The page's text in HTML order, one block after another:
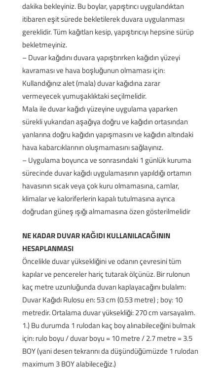
dakika bekleyiniz. Bu boylar, yapıştırıcı uygulandıktan
itibaren eşit sürede bekletilerek duvara uygulanması
gereklidir. Tüm kağıtları kesip, yapıştırıcıyı hepsine sürüp
bekletmeyiniz.
– Duvar kağıdını duvara yapıştırırken kağıdın yüzeyi
kavraması ve hava boşluğunun olmaması için:
Kullandığınız alet (mala) duvar kağıdına zarar
vermeyecek yumuşaklıktaki seçilmelidir.
Mala ile duvar kağıdı yüzeyine uygulama yaparken
sürekli yukarıdan aşağıya doğru ve kağıdın ortasından
yanlarına doğru kağıdın yapışmasını ve kağıdın altındaki
hava kabarcıklarının oluşmamasını sağlayınız.
– Uygulama boyunca ve sonrasındaki 1 günlük kuruma
sürecinde duvar kağıdı uygulamasının yapıldığı ortamın
havasının sıcak veya çok kuru olmamasına, camlar,
klimalar ve kaloriferlerin kapalı tutulmasına ayrıca
doğrudan güneş ışığı almamasına özen gösterilmelidir
NE KADAR DUVAR KAĞIDI KULLANILACAĞININ
HESAPLANMASI
Öncelikle duvar yüksekliğini ve odanın çevresini tüm
kapılar ve pencereler hariç tutarak ölçünüz. Bir rulonun
kaç metre uzunluğunda duvarı kaplayacağını bulalım:
Duvar Kağıdı Rulosu en: 53 cm (0.53 metre) ; boy: 10
metredir. Ortalama duvar yüksekliği: 270 cm varsayalım.
1.) Bu durumda 1 rulodan kaç boy alınabileceğini bulmak
için: rulo boyu / duvar boyu = 10 metre / 2.7 metre = 3.5
BOY (yani desen tekrarını da düşündüğümüzde 1 rulodan
maximum 3 BOY alabileceğiz.)